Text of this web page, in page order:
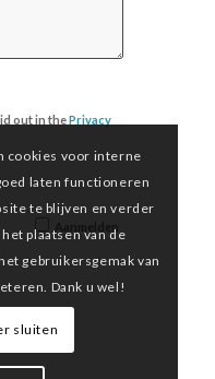
out in thePrivacy
cookies voor interne
laten functioneren
te blijven en verder
plaatsen van de
gebruikersgemak van
Dank u wel!
sluiten